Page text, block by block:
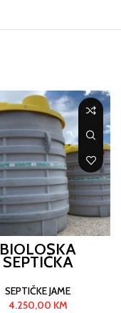
BIOLOŠKA
SEPTIČKA
SEPTIČKE JAME
4.250,00 KM